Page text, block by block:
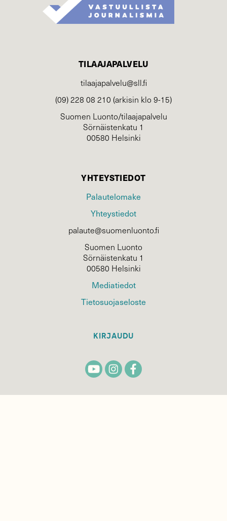
TILAAJAPALVELU
tilaajapalvelu@sll.fi
(09) 228 08 210 (arkisin klo 9-15)
Suomen Luonto/tilaajapalvelu
Sörnäistenkatu 1
00580 Helsinki
YHTEYSTIEDOT
Palautelomake
Yhteystiedot
palaute@suomenluonto.fi
Suomen Luonto
Sörnäistenkatu 1
00580 Helsinki
Mediatiedot
Tietosuojaseloste
KIRJAUDU